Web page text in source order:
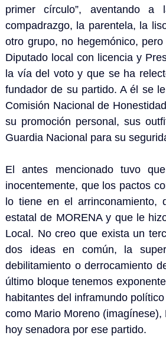
primer círculo”, aventando
compadrazgo, la parentela, la
otro grupo, no hegemónico,
Diputado local con licencia y
la vía del voto y que se ha
fundador de su partido. A él se
Comisión Nacional de
su promoción personal, sus
Guardia Nacional para su
El antes mencionado tuvo
inocentemente, que los pactos
lo tiene en el
estatal de MORENA y que le
Local. No creo que exista un
dos ideas en común, la
debilitamiento o derrocamiento
último bloque tenemos
habitantes del inframundo
como Mario Moreno
hoy senadora por ese partido.